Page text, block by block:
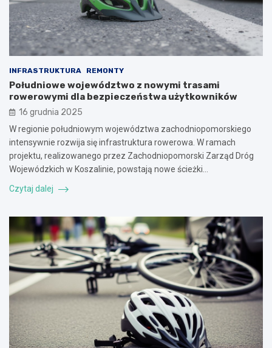
INFRASTRUKTURA REMONTY
Południowe województwo z nowymi trasami
rowerowymi dla bezpieczeństwa użytkowników
16 grudnia 2025
W regionie południowym województwa zachodniopomorskiego
intensywnie rozwija się infrastruktura rowerowa. W ramach
projektu, realizowanego przez Zachodniopomorski Zarząd Dróg
Wojewódzkich w Koszalinie, powstają nowe ścieżki…
Czytaj dalej